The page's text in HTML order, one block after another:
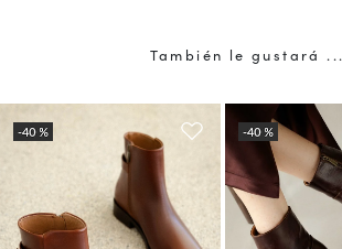
También le gustará ...